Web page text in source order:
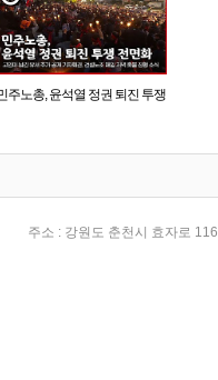
주노총, 윤석열 정권 퇴진 투쟁
주소 : 강원도 춘천시 효자로 116